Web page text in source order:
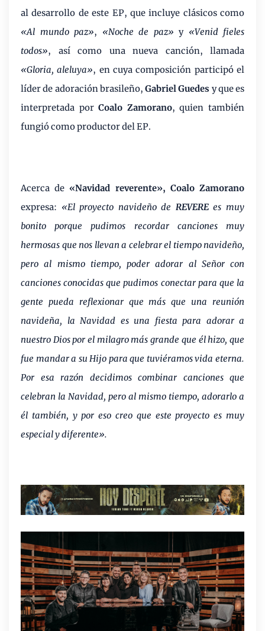
al desarrollo de este EP, que incluye clásicos como
«Al mundo paz», «Noche de paz» y «Venid fieles
todos», así como una nueva canción, llamada
«Gloria, aleluya», en cuya composición participó el
líder de adoración brasileño, Gabriel Guedes y que es
interpretada porCoalo Zamorano, quien también
fungió como productor del EP.
Acerca de «Navidad reverente», Coalo Zamorano
expresa: «El proyecto navideño de REVEREes muy
bonito porque pudimos recordar canciones muy
hermosas que nos llevan a celebrar el tiempo navideño,
pero al mismo tiempo, poder adorar al Señor con
canciones conocidas que pudimos conectar para que la
gente pueda reflexionar que más que una reunión
navideña, la Navidad es una fiesta para adorar a
nuestro Dios por el milagro más grande que él hizo, que
fue mandar a su Hijo para que tuviéramos vida eterna.
Por esa razón decidimos combinar canciones que
celebran la Navidad, pero al mismo tiempo, adorarlo a
él también, y por eso creo que este proyecto es muy
especial y diferente».